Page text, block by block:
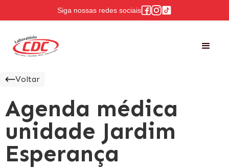
Siga nossas redes sociais
Voltar
Agenda médica
unidade Jardim
Esperança